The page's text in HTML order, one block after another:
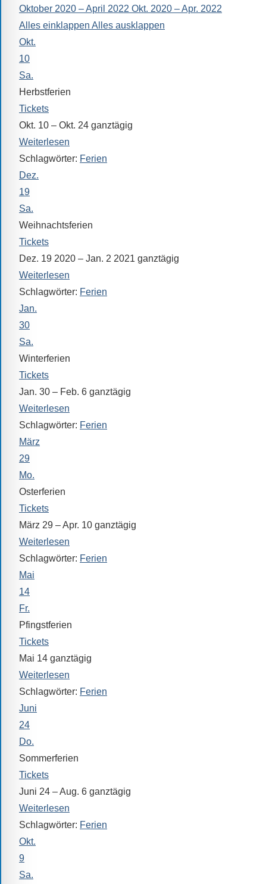
alle
Fragen
Antworten
zu
bieten.
Daneben
gibt
es
den
Aktivitäten
an
unserer
Schule.
Ob
Sprach-,
Mathematik-
oder
Sportwettkampf,
Musik-
Exkursion
oder
Reise
–
unsere
Schülerinnen
und
Schüler
sind
dabei!
Sollten
Sie
Information
nicht
finden,
stehen
am
Ende
jeder
Seite
verschiedene
Möglichkeiten
der
Suche
Oktober 2020 – April 2022 Okt. 2020 – Apr. 2022
Alles einklappen Alles ausklappen
Okt.
10
Sa.
Herbstferien
Tickets
Okt. 10 – Okt. 24 ganztägig
Weiterlesen
Schlagwörter: Ferien
Dez.
19
Sa.
Weihnachtsferien
Tickets
Dez. 19 2020 – Jan. 2 2021 ganztägig
Weiterlesen
Schlagwörter: Ferien
Jan.
30
Sa.
Winterferien
Tickets
Jan. 30 – Feb. 6 ganztägig
Weiterlesen
Schlagwörter: Ferien
März
29
Mo.
Osterferien
Tickets
März 29 – Apr. 10 ganztägig
Weiterlesen
Schlagwörter: Ferien
Mai
14
Fr.
Pfingstferien
Tickets
Mai 14 ganztägig
Weiterlesen
Schlagwörter: Ferien
Juni
24
Do.
Sommerferien
Tickets
Juni 24 – Aug. 6 ganztägig
Weiterlesen
Schlagwörter: Ferien
Okt.
9
Sa.